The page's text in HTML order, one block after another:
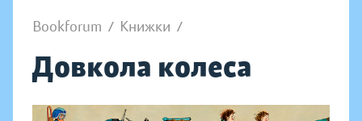
Bookforum / Книжки /
Довкола колеса